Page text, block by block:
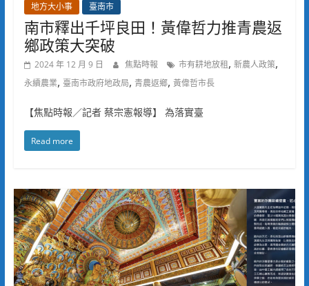
地方大小事 臺南市
南市釋出千坪良田！黃偉哲力推青農返
鄉政策大突破
2024 年 12 月 9 日 焦點時報 市有耕地放租, 新農人政策,
永續農業, 臺南市政府地政局, 青農返鄉, 黃偉哲市長
【焦點時報／記者 蔡宗憲報導】 為落實臺
Read more